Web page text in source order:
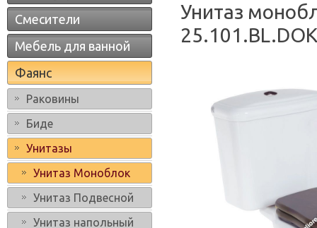
Смесители
Мебель для ванной
Фаянс
Раковины
Биде
Унитазы
Унитаз Моноблок
Унитаз Подвесной
Унитаз напольный
Унитаз
25.101.BL.DOK